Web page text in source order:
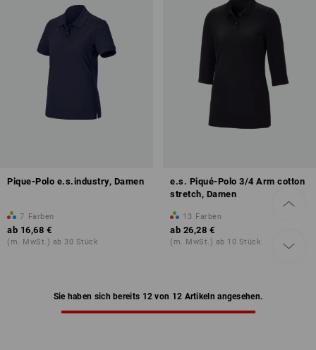
Pique-Polo e.s.industry, Damen
7 Farben
ab 16,68 €
(m. MwSt.) ab 30 Stück
e.s. Piqué-Polo 3/4 Arm cotton
stretch, Damen
13 Farben
ab 26,28 €
(m. MwSt.) ab 10 Stück
Sie haben sich bereits 12 von 12 Artikeln angesehen.